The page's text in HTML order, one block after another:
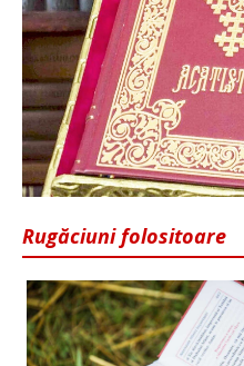
Rugăciuni folositoare